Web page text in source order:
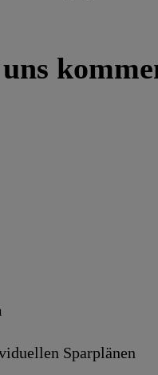
Sparplänen